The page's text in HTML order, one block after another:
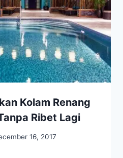
Kolam Renang
Ribet Lagi
16, 2017